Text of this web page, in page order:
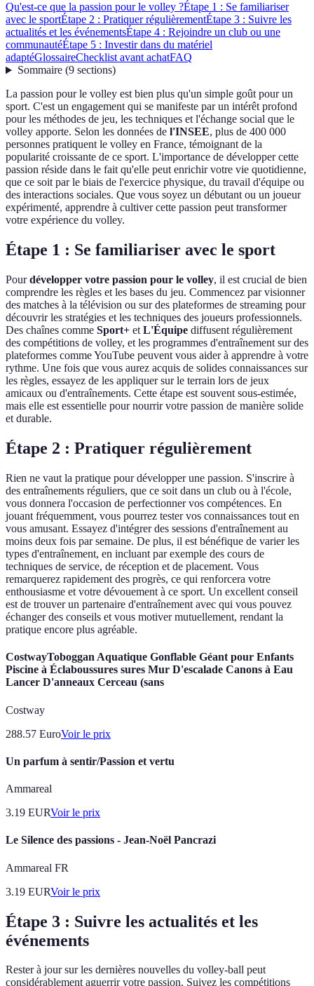
Qu'est-ce que la passion pour le volley ?Étape 1 : Se familiariser
avec le sportÉtape 2 : Pratiquer régulièrementÉtape 3 : Suivre les
actualités et les événementsÉtape 4 : Rejoindre un club ou une
communautéÉtape 5 : Investir dans du matériel
adaptéGlossaireChecklist avant achatFAQ
Sommaire(9 sections)
La passion pour le volley est bien plus qu'un simple goût pour un
sport. C'est un engagement qui se manifeste par un intérêt profond
pour les méthodes de jeu, les techniques et l'échange social que le
volley apporte. Selon les données de l'INSEE, plus de 400 000
personnes pratiquent le volley en France, témoignant de la
popularité croissante de ce sport. L'importance de développer cette
passion réside dans le fait qu'elle peut enrichir votre vie quotidienne,
que ce soit par le biais de l'exercice physique, du travail d'équipe ou
des interactions sociales. Que vous soyez un débutant ou un joueur
expérimenté, apprendre à cultiver cette passion peut transformer
votre expérience du volley.
Étape 1 : Se familiariser avec le sport
Pourdévelopper votre passion pour le volley, il est crucial de bien
comprendre les règles et les bases du jeu. Commencez par visionner
des matches à la télévision ou sur des plateformes de streaming pour
découvrir les stratégies et les techniques des joueurs professionnels.
Des chaînes comme Sport+ et L'Équipe diffusent régulièrement
des compétitions de volley, et les programmes d'entraînement sur des
plateformes comme YouTube peuvent vous aider à apprendre à votre
rythme. Une fois que vous aurez acquis de solides connaissances sur
les règles, essayez de les appliquer sur le terrain lors de jeux
amicaux ou d'entraînements. Cette étape est souvent sous-estimée,
mais elle est essentielle pour nourrir votre passion de manière solide
et durable.
Étape 2 : Pratiquer régulièrement
Rien ne vaut la pratique pour développer une passion. S'inscrire à
des entraînements réguliers, que ce soit dans un club ou à l'école,
vous donnera l'occasion de perfectionner vos compétences. En
jouant fréquemment, vous pourrez tester vos connaissances tout en
vous amusant. Essayez d'intégrer des sessions d'entraînement au
moins deux fois par semaine. De plus, il est bénéfique de varier les
types d'entraînement, en incluant par exemple des cours de
techniques de service, de réception et de placement. Vous
remarquerez rapidement des progrès, ce qui renforcera votre
enthousiasme et votre dévouement à ce sport. Un excellent conseil
est de trouver un partenaire d'entraînement avec qui vous pouvez
échanger des conseils et vous motiver mutuellement, rendant la
pratique encore plus agréable.
CostwayToboggan Aquatique Gonflable Géant pour Enfants
Piscine à Éclaboussures sures Mur D'escalade Canons à Eau
Lancer D'anneaux Cerceau (sans
Costway
288.57 EuroVoir le prix
Un parfum à sentir/Passion et vertu
Ammareal
3.19 EURVoir le prix
Le Silence des passions - Jean-Noël Pancrazi
Ammareal FR
3.19 EURVoir le prix
Étape 3 : Suivre les actualités et les
événements
Rester à jour sur les dernières nouvelles du volley-ball peut
considérablement aguerrir votre passion. Suivez les compétitions